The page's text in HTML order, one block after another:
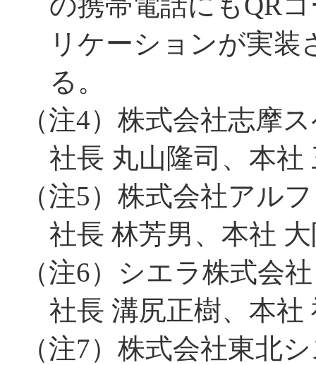
リケーションが実
る。
（注4） 株式会社志摩
社長 丸山隆司、本社
（注5） 株式会社アル
社長 林芳男、本社
（注6） シエラ株式会
社長 溝尻正樹、本社
（注7） 株式会社東北